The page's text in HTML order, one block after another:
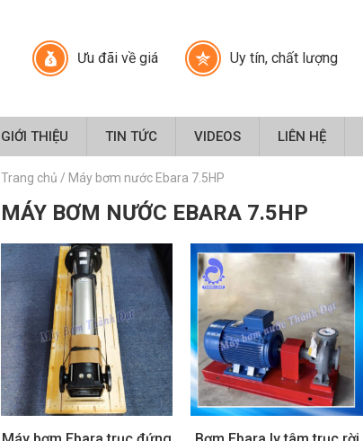
Ưu đãi về giá Uy tín, chất lượng
GIỚI THIỆU TIN TỨC VIDEOS LIÊN HỆ
Trang chủ / Máy bơm nước Ebara 7.5HP
MÁY BƠM NƯỚC EBARA 7.5HP